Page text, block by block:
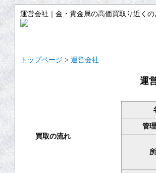
運営会社｜金・貴金属の高価買取り近く
トップページ > 運営会社
運
管
買取の流れ